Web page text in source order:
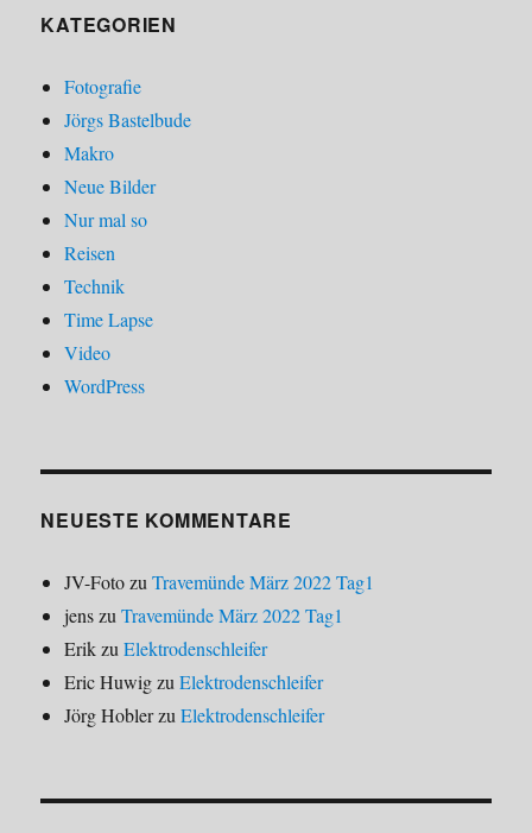
KATEGORIEN
Fotografie
Jörgs Bastelbude
Makro
Neue Bilder
Nur mal so
Reisen
Technik
Time Lapse
Video
WordPress
NEUESTE KOMMENTARE
JV-FotozuTravemünde März 2022 Tag1
jenszuTravemünde März 2022 Tag1
ErikzuElektrodenschleifer
Eric HuwigzuElektrodenschleifer
Jörg HoblerzuElektrodenschleifer